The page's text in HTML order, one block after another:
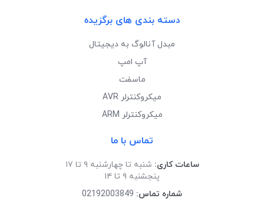
دسته بندی های برگزیده
مبدل آنالوگ به دیجیتال
آپ امپ
ماسفت
میکروکنترلر AVR
میکروکنترلر ARM
تماس با ما
ساعات کاری: شنبه تا چهارشنبه ۹ تا ۱۷
پنجشنبه ۹ تا ۱۴
شماره تماس: 02192003849